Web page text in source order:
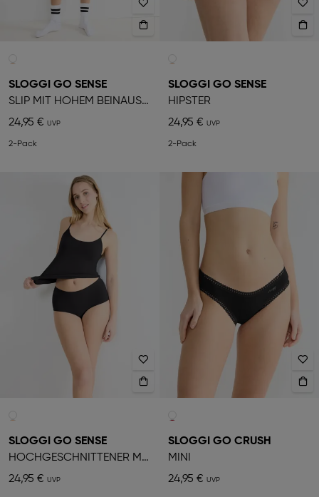
SLOGGI GO SENSE
SLIP MIT HOHEM BEINAUSSCHNITT
24,95 €
2-Pack
SLOGGI GO SENSE
HIPSTER
24,95 €
2-Pack
SLOGGI GO SENSE
HOCHGESCHNITTENER MIEDERSLIP
24,95 €
SLOGGI GO CRUSH
MINI
24,95 €